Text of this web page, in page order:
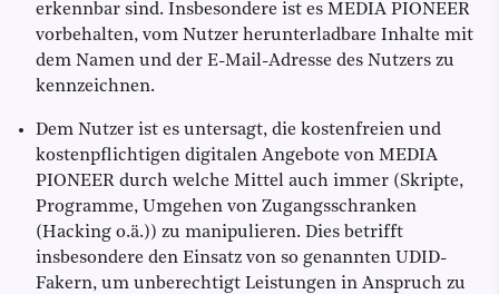
erkennbar sind. Insbesondere ist es MEDIA PIONEER
vorbehalten, vom Nutzer herunterladbare Inhalte mit
dem Namen und der E-Mail-Adresse des Nutzers zu
kennzeichnen.
Dem Nutzer ist es untersagt, die kostenfreien und
kostenpflichtigen digitalen Angebote von MEDIA
PIONEER durch welche Mittel auch immer (Skripte,
Programme, Umgehen von Zugangsschranken
(Hacking o.ä.)) zu manipulieren. Dies betrifft
insbesondere den Einsatz von so genannten UDID-
Fakern, um unberechtigt Leistungen in Anspruch zu